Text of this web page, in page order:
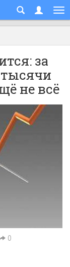
за
тысячи
не всё
0